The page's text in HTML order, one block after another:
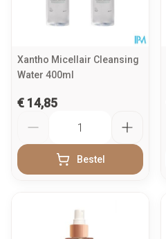
Xantho Micellair Cleansing
Water 400ml
€ 14,85
Bestel